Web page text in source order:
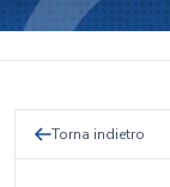
Torna indietro